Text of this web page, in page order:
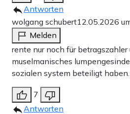
Antworten
wolgang schubert12.05.2026
Melden
rente nur noch für
muselmanisches
sozialen system beteiligt haben.
7
Antworten